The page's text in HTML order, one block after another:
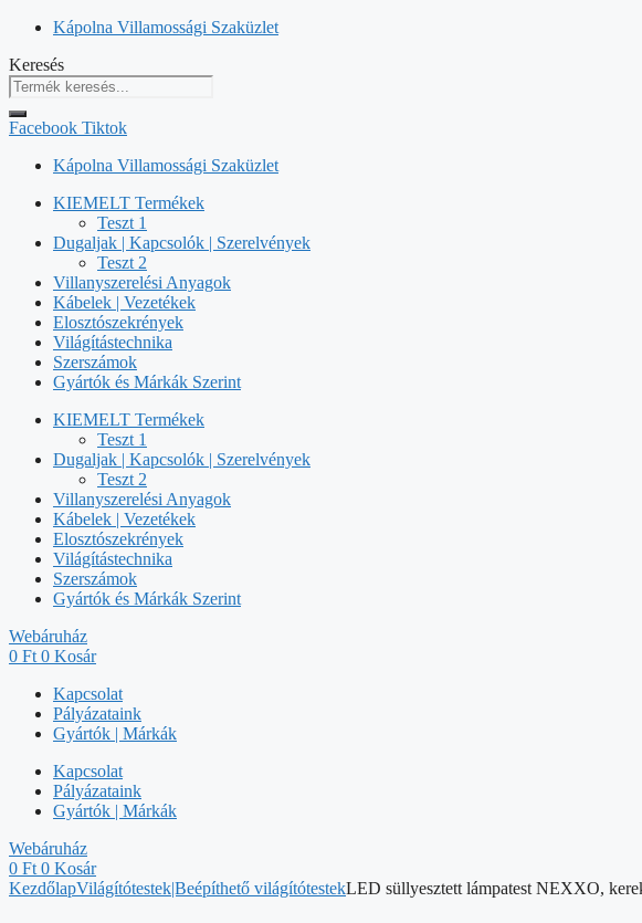
Kilépés
tartalomba
Kápolna Villamossági Szaküzlet
Keresés
Facebook Tiktok
Kápolna Villamossági Szaküzlet
KIEMELT Termékek
Teszt 1
Dugaljak | Kapcsolók | Szerelvények
Teszt 2
Villanyszerelési Anyagok
Kábelek | Vezetékek
Elosztószekrények
Világítástechnika
Szerszámok
Gyártók és Márkák Szerint
KIEMELT Termékek
Teszt 1
Dugaljak | Kapcsolók | Szerelvények
Teszt 2
Villanyszerelési Anyagok
Kábelek | Vezetékek
Elosztószekrények
Világítástechnika
Szerszámok
Gyártók és Márkák Szerint
Webáruház
0 Ft 0 Kosár
Kapcsolat
Pályázataink
Gyártók | Márkák
Kapcsolat
Pályázataink
Gyártók | Márkák
Webáruház
0 Ft 0 Kosár
KezdőlapVilágítótestek|Beépíthető világítótestekLED süllyesztett lámpatest NEXXO,